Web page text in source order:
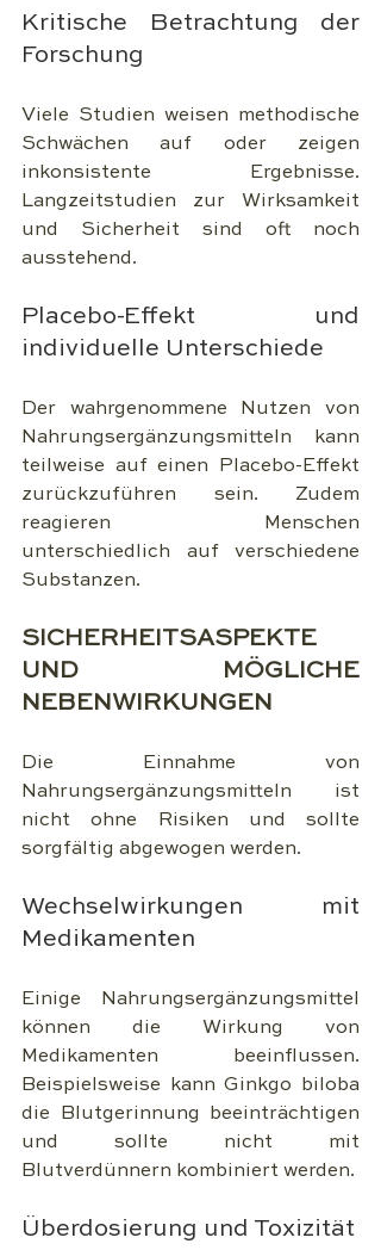
Kritische Betrachtung der
Forschung
Viele Studien weisen methodische
Schwächen auf oder zeigen
inkonsistente Ergebnisse.
Langzeitstudien zur Wirksamkeit
und Sicherheit sind oft noch
ausstehend.
Placebo-Effekt und
individuelle Unterschiede
Der wahrgenommene Nutzen von
Nahrungsergänzungsmitteln kann
teilweise auf einen Placebo-Effekt
zurückzuführen sein. Zudem
reagieren Menschen
unterschiedlich auf verschiedene
Substanzen.
SICHERHEITSASPEKTE
UND MÖGLICHE
NEBENWIRKUNGEN
Die Einnahme von
Nahrungsergänzungsmitteln ist
nicht ohne Risiken und sollte
sorgfältig abgewogen werden.
Wechselwirkungen mit
Medikamenten
Einige Nahrungsergänzungsmittel
können die Wirkung von
Medikamenten beeinflussen.
Beispielsweise kann Ginkgo biloba
die Blutgerinnung beeinträchtigen
und sollte nicht mit
Blutverdünnern kombiniert werden.
Überdosierung und Toxizität